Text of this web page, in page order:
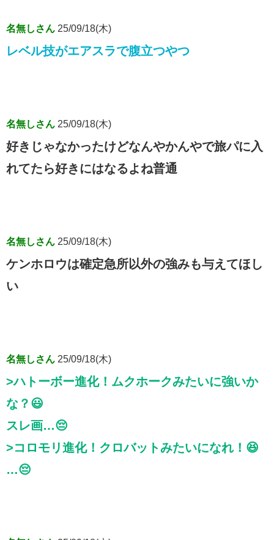
名無しさん 25/09/18(木)
レベル技がエアスラで腹立つやつ
名無しさん 25/09/18(木)
好きじゃなかったけどなんやかんやで旅パに入
れてたら好きにはなるよね普通
名無しさん 25/09/18(木)
ケンホロウは確定急所以外の強みも与えてほし
い
名無しさん 25/09/18(木)
>ハトーボー進化！ムクホークみたいに強いか
な？😃
スレ画…😔
>コロモリ進化！クロバットみたいになれ！😆
…😔